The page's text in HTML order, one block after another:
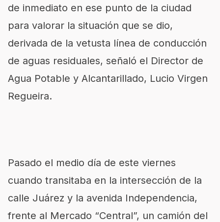
de inmediato en ese punto de la ciudad
para valorar la situación que se dio,
derivada de la vetusta línea de conducción
de aguas residuales, señaló el Director de
Agua Potable y Alcantarillado, Lucio Virgen
Regueira.
Pasado el medio día de este viernes
cuando transitaba en la intersección de la
calle Juárez y la avenida Independencia,
frente al Mercado “Central”, un camión del